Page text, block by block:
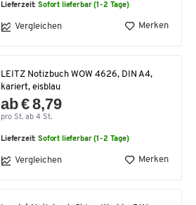
Lieferzeit:Sofort lieferbar (1-2 Tage)
Vergleichen Merken
LEITZ Notizbuch WOW 4626, DIN A4,
kariert, eisblau
ab € 8,79
pro St. ab 4 St.
Lieferzeit:Sofort lieferbar (1-2 Tage)
Vergleichen Merken